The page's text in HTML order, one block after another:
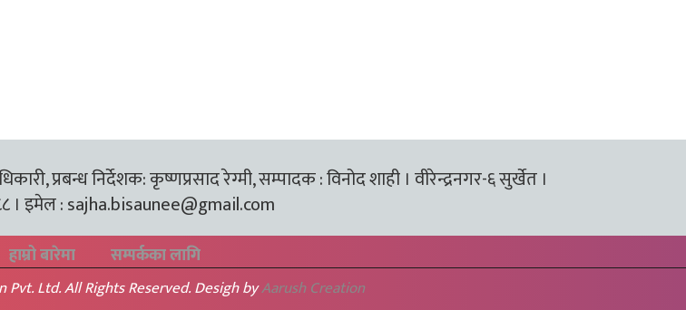
प्रबन्ध निर्देशक: कृष्णप्रसाद रेग्मी, सम्पादक : विनोद शाही । वीरेन्द्रनगर-६ सुर्खेत ।
। इमेल :sajha.bisaunee@gmail.com
हाम्रो बारेमा सम्पर्कका लागि
Ltd. All Rights Reserved. Desigh byAarush Creation